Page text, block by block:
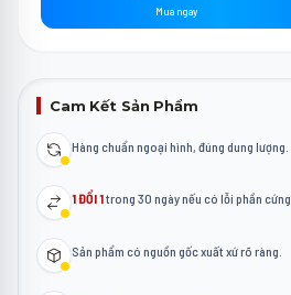
Mua ngay
Cam Kết Sản Phẩm
Hàng chuẩn ngoại hình, đúng dung lượng.
1 ĐỔI 1trong 30 ngày nếu có lỗi phần cứng.
Sản phẩm có nguồn gốc xuất xứ rõ ràng.